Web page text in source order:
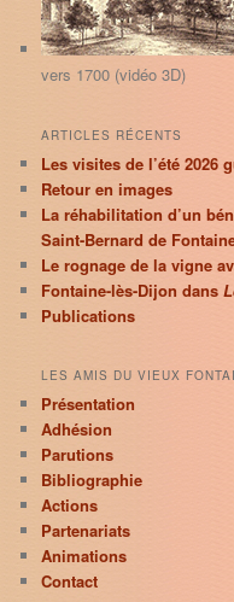
e
vers 1700 (vidéo 3D)
ARTICLES RÉCENTS
Les visites de l’été 2026
Retour en images
La réhabilitation d’un
Saint-Bernard de
Le rognage de la vigne
Fontaine-lès-Dijon dans
Publications
LES AMIS DU VIEUX
Présentation
Adhésion
Parutions
Bibliographie
Actions
Partenariats
Animations
Contact